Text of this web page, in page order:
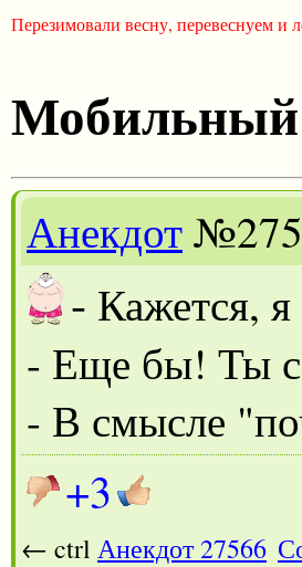
Перезимовали весну, перевеснуем и
Мобильный
Анекдот
- Кажется,
- Еще бы! Ты
- В смысле
+3
← ctrl Анекдот 27566